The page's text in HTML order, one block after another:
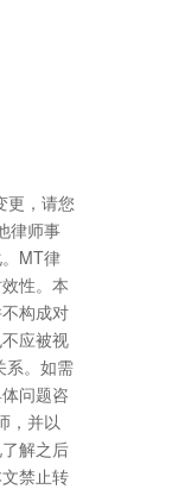
更，请您
律师事
MT律
性。本
构成对
应被视
系。如需
问题咨
，并以
解之后
禁止转